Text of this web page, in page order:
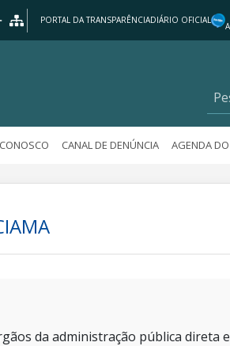
PORTAL DA TRANSPARÊNCIADIÁRIO OFICIAL
CANAL DE DENÚNCIA AGENDA
da administração pública direta